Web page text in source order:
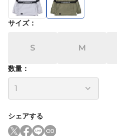
サイズ：
S M
数量：
シェアする